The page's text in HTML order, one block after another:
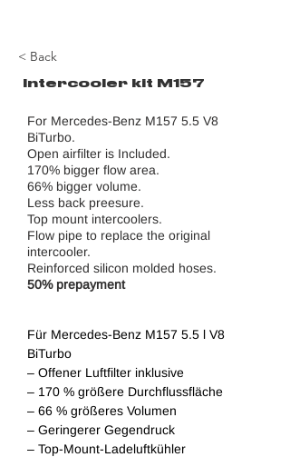
< Back
Intercooler kit M157
For Mercedes-Benz M157 5.5 V8
BiTurbo.
Open airfilter is Included.
170% bigger flow area.
66% bigger volume.
Less back preesure.
Top mount intercoolers.
Flow pipe to replace the original
intercooler.
Reinforced silicon molded hoses.
50% prepayment
Für Mercedes-Benz M157 5.5 l V8
BiTurbo
– Offener Luftfilter inklusive
– 170 % größere Durchflussfläche
– 66 % größeres Volumen
– Geringerer Gegendruck
– Top-Mount-Ladeluftkühler